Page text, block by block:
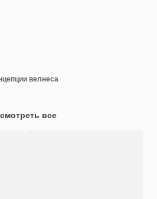
велнеса
все